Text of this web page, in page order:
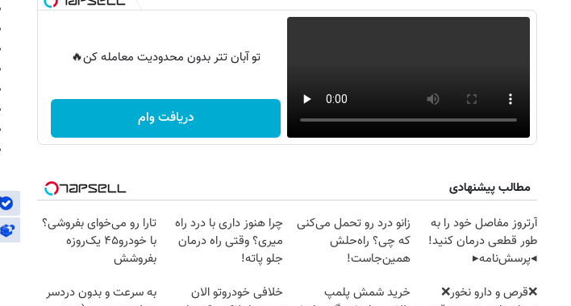
تو آبان تتر بدون محدودیت معامله کن🔥
دریافت وام
مطالب پیشنهادی
آرتروز مفاصل خود را به
طور قطعی درمان کنید!
◂پرسش‌نامه▸
زانو درد رو تحمل می‌کنی
که چی؟ راه‌حلش
همین‌جاست!
چرا هنوز داری با درد راه
میری؟ وقتی راه درمان
جلو پاته!
تارا رو می‌خوای بفروشی؟
با خودرو۴۵ یک‌روزه
بفروشش
❌قرص‌ و دارو نخور❌
خرید شمش پلمپ
خلافی خودروتو الان
به سرعت و بدون دردسر